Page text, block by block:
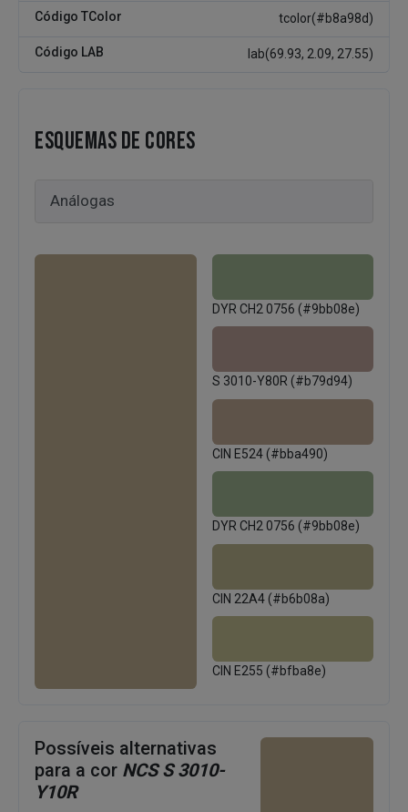
Código TColor tcolor(#b8a98d)
Código LAB lab(69.93, 2.09, 27.55)
ESQUEMAS DE CORES
DYR CH2 0756 (#9bb08e)
S 3010-Y80R (#b79d94)
CIN E524 (#bba490)
DYR CH2 0756 (#9bb08e)
CIN 22A4 (#b6b08a)
CIN E255 (#bfba8e)
Possíveis alternativas
para a cor NCS S 3010-
Y10R